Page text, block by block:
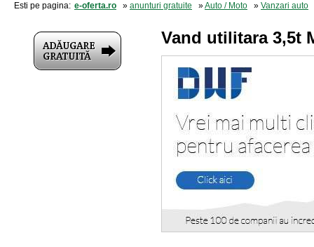
Esti pe pagina: e-oferta.ro » anunturi gratuite »Auto / Moto » Vanzari auto
Vand utilitara 3,5t